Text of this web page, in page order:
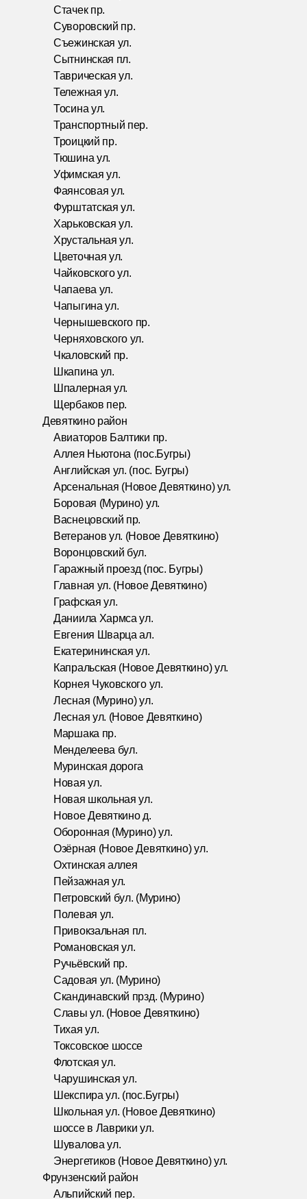
Стачек пр.
Суворовский пр.
Съежинская ул.
Сытнинская пл.
Таврическая ул.
Тележная ул.
Тосина ул.
Транспортный пер.
Троицкий пр.
Тюшина ул.
Уфимская ул.
Фаянсовая ул.
Фурштатская ул.
Харьковская ул.
Хрустальная ул.
Цветочная ул.
Чайковского ул.
Чапаева ул.
Чапыгина ул.
Чернышевского пр.
Черняховского ул.
Чкаловский пр.
Шкапина ул.
Шпалерная ул.
Щербаков пер.
Девяткино район
Авиаторов Балтики пр.
Аллея Ньютона (пос.Бугры)
Английская ул. (пос. Бугры)
Арсенальная (Новое Девяткино) ул.
Боровая (Мурино) ул.
Васнецовский пр.
Ветеранов ул. (Новое Девяткино)
Воронцовский бул.
Гаражный проезд (пос. Бугры)
Главная ул. (Новое Девяткино)
Графская ул.
Даниила Хармса ул.
Евгения Шварца ал.
Екатерининская ул.
Капральская (Новое Девяткино) ул.
Корнея Чуковского ул.
Лесная (Мурино) ул.
Лесная ул. (Новое Девяткино)
Маршака пр.
Менделеева бул.
Муринская дорога
Новая ул.
Новая школьная ул.
Новое Девяткино д.
Оборонная (Мурино) ул.
Озёрная (Новое Девяткино) ул.
Охтинская аллея
Пейзажная ул.
Петровский бул. (Мурино)
Полевая ул.
Привокзальная пл.
Романовская ул.
Ручьёвский пр.
Садовая ул. (Мурино)
Скандинавский прзд. (Мурино)
Славы ул. (Новое Девяткино)
Тихая ул.
Токсовское шоссе
Флотская ул.
Чарушинская ул.
Шекспира ул. (пос.Бугры)
Школьная ул. (Новое Девяткино)
шоссе в Лаврики ул.
Шувалова ул.
Энергетиков (Новое Девяткино) ул.
Фрунзенский район
Альпийский пер.